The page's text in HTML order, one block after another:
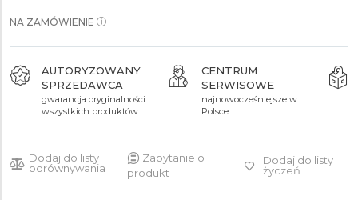
NA ZAMÓWIENIE
AUTORYZOWANY
SPRZEDAWCA
gwarancja oryginalności
wszystkich produktów
CENTRUM
SERWISOWE
najnowocześniejsze w
Polsce
Dodaj do listy
porównywania
Zapytanie o
produkt
Dodaj do listy
życzeń